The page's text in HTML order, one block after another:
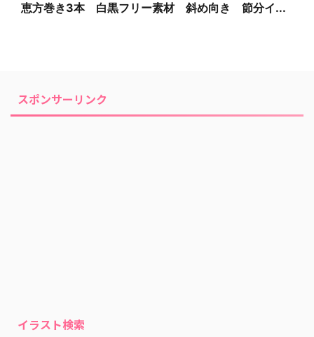
恵方巻き3本 白黒フリー素材 斜め向き 節分イ...
スポンサーリンク
イラスト検索